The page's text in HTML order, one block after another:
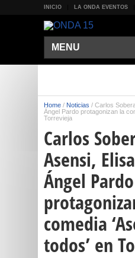
INICIO LA ONDA EVENTOS
MENU
Home / Noticias / Carlos
Ángel Pardo protagonizan la
Torrevieja
Carlos
Asensi,
Ángel Pardo
comedia
todos’ en